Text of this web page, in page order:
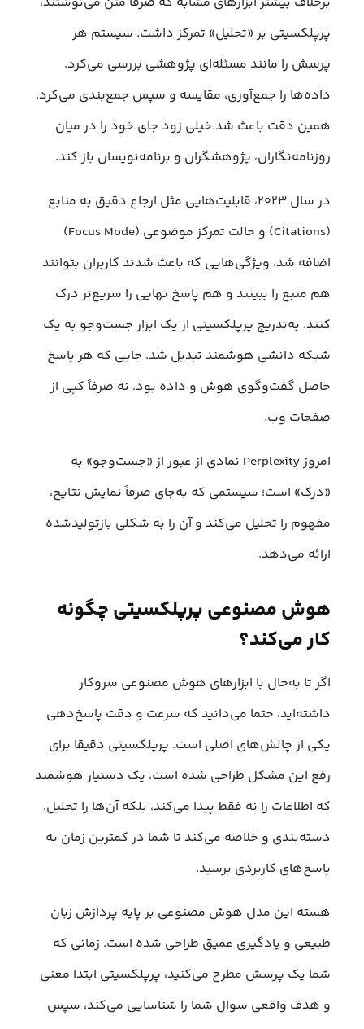
پرپلکسیتی بر «تحلیل» تمرکز داشت. سیستم هر
پرسش را مانند مسئله‌ای پژوهشی بررسی می‌کرد.
داده‌ها را جمع‌آوری، مقایسه و سپس جمع‌بندی می‌کرد.
همین دقت باعث شد خیلی زود جای خود را در میان
روزنامه‌نگاران، پژوهشگران و برنامه‌نویسان باز کند.
در سال ۲۰۲۳، قابلیت‌هایی مثل ارجاع دقیق به منابع
(Citations) و حالت تمرکز موضوعی (Focus Mode)
اضافه شد، ویژگی‌هایی که باعث شدند کاربران بتوانند
هم منبع را ببینند و هم پاسخ نهایی را سریع‌تر درک
کنند. به‌تدریج پرپلکسیتی از یک ابزار جست‌وجو به یک
شبکه دانشی هوشمند تبدیل شد. جایی که هر پاسخ
حاصل گفت‌وگوی هوش و داده بود، نه صرفاً کپی از
صفحات وب.
امروز Perplexity نمادی از عبور از «جست‌وجو» به
«درک» است؛ سیستمی که به‌جای صرفاً نمایش نتایج،
مفهوم را تحلیل می‌کند و آن را به شکلی بازتولیدشده
ارائه می‌دهد.
هوش مصنوعی پرپلکسیتی چگونه
کار می‌کند؟
اگر تا به‌حال با ابزارهای هوش مصنوعی سروکار
داشته‌اید، حتما می‌دانید که سرعت و دقت پاسخ‌دهی
یکی از چالش‌های اصلی است. پرپلکسیتی دقیقا برای
رفع این مشکل طراحی شده است، یک دستیار هوشمند
که اطلاعات را نه فقط پیدا می‌کند، بلکه آن‌ها را تحلیل،
دسته‌بندی و خلاصه می‌کند تا شما در کمترین زمان به
پاسخ‌های کاربردی برسید.
هسته این مدل هوش مصنوعی بر پایه پردازش زبان
طبیعی و یادگیری عمیق طراحی شده است. زمانی که
شما یک پرسش مطرح می‌کنید، پرپلکسیتی ابتدا معنی
و هدف واقعی سوال شما را شناسایی می‌کند، سپس